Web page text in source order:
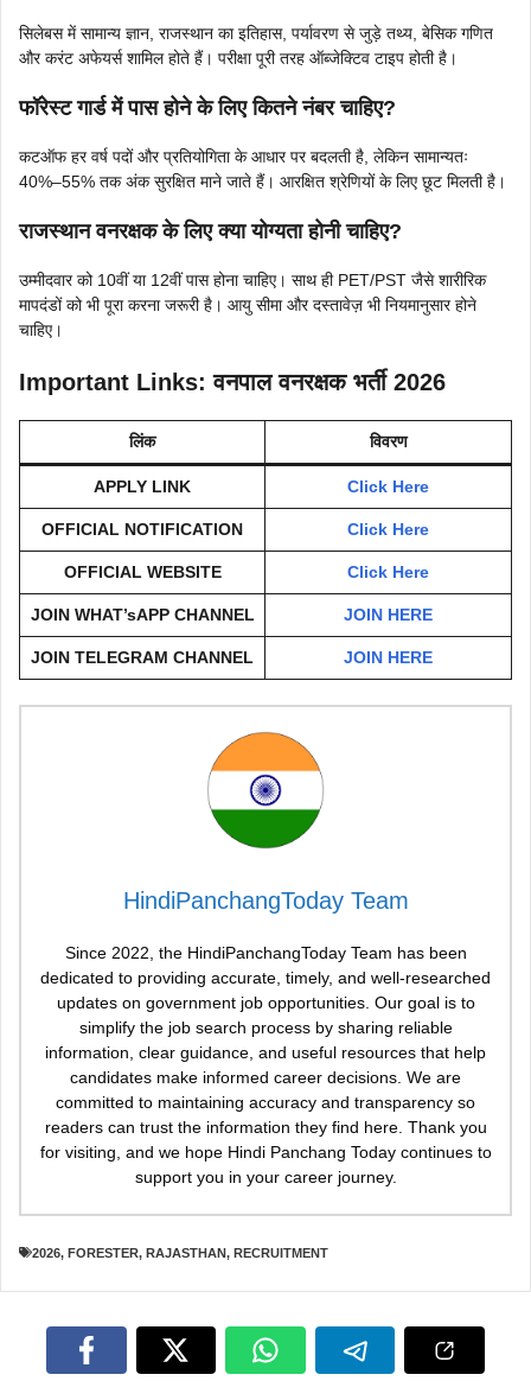
सिलेबस में सामान्य ज्ञान, राजस्थान का इतिहास, पर्यावरण से जुड़े तथ्य, बेसिक गणित
और करंट अफेयर्स शामिल होते हैं। परीक्षा पूरी तरह ऑब्जेक्टिव टाइप होती है।
फॉरेस्ट गार्ड में पास होने के लिए कितने नंबर चाहिए?
कटऑफ हर वर्ष पदों और प्रतियोगिता के आधार पर बदलती है, लेकिन सामान्यतः
40%–55% तक अंक सुरक्षित माने जाते हैं। आरक्षित श्रेणियों के लिए छूट मिलती है।
राजस्थान वनरक्षक के लिए क्या योग्यता होनी चाहिए?
उम्मीदवार को 10वीं या 12वीं पास होना चाहिए। साथ ही PET/PST जैसे शारीरिक
मापदंडों को भी पूरा करना जरूरी है। आयु सीमा और दस्तावेज़ भी नियमानुसार होने
चाहिए।
Important Links: वनपाल वनरक्षक भर्ती 2026
लिंक विवरण
APPLY LINK Click Here
OFFICIAL NOTIFICATION Click Here
OFFICIAL WEBSITE Click Here
JOIN WHAT’sAPP CHANNEL JOIN HERE
JOIN TELEGRAM CHANNEL JOIN HERE
HindiPanchangToday Team
Since 2022, the HindiPanchangToday Team has been
dedicated to providing accurate, timely, and well-researched
updates on government job opportunities. Our goal is to
simplify the job search process by sharing reliable
information, clear guidance, and useful resources that help
candidates make informed career decisions. We are
committed to maintaining accuracy and transparency so
readers can trust the information they find here. Thank you
for visiting, and we hope Hindi Panchang Today continues to
support you in your career journey.
2026, FORESTER, RAJASTHAN, RECRUITMENT